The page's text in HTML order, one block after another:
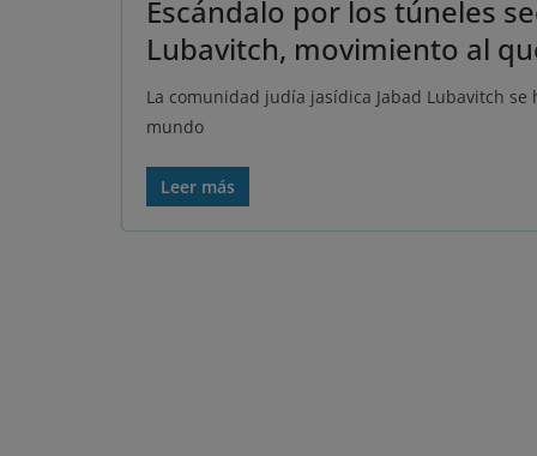
Escándalo por los túneles
Lubavitch, movimiento al
La comunidad judía jasídica Jabad Lubavitch
mundo
Leer más